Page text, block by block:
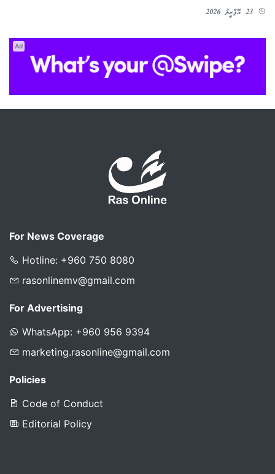
Ad
For News Coverage
Hotline: +960 750 8080
rasonlinemv@gmail.com
For Advertising
WhatsApp: +960 956 9394
marketing.rasonline@gmail.com
Policies
Code of Conduct
Editorial Policy